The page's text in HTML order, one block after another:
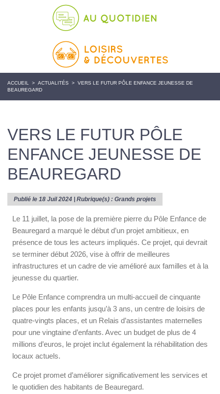
ACCUEIL > ACTUALITÉS > VERS LE FUTUR PÔLE ENFANCE JEUNESSE DE
BEAUREGARD
VERS LE FUTUR PÔLE
ENFANCE JEUNESSE DE
BEAUREGARD
Publié le 18 Juil 2024 | Rubrique(s) : Grands projets
Le 11 juillet, la pose de la première pierre du Pôle Enfance de
Beauregard a marqué le début d’un projet ambitieux, en
présence de tous les acteurs impliqués. Ce projet, qui devrait
se terminer début 2026, vise à offrir de meilleures
infrastructures et un cadre de vie amélioré aux familles et à la
jeunesse du quartier.
Le Pôle Enfance comprendra un multi-accueil de cinquante
places pour les enfants jusqu’à 3 ans, un centre de loisirs de
quatre-vingts places, et un Relais d’assistantes maternelles
pour une vingtaine d’enfants. Avec un budget de plus de 4
millions d’euros, le projet inclut également la réhabilitation des
locaux actuels.
Ce projet promet d’améliorer significativement les services et
le quotidien des habitants de Beauregard.